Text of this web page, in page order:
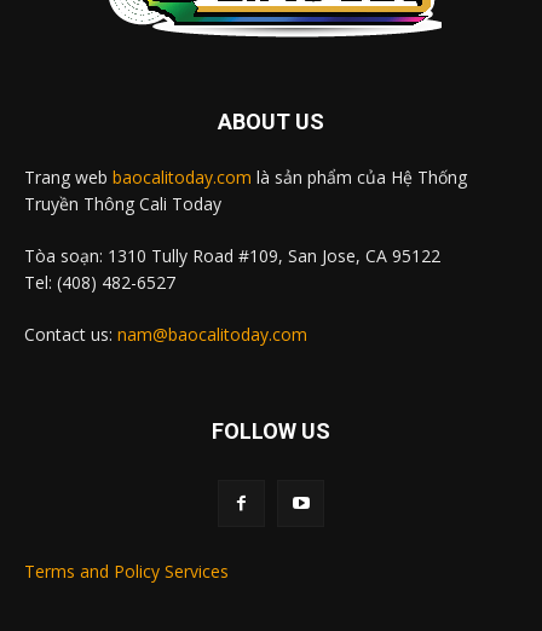
ABOUT US
Trang web baocalitoday.com là sản phẩm của Hệ Thống
Truyền Thông Cali Today
Tòa soạn: 1310 Tully Road #109, San Jose, CA 95122
Tel: (408) 482-6527
Contact us: nam@baocalitoday.com
FOLLOW US
Terms and Policy Services